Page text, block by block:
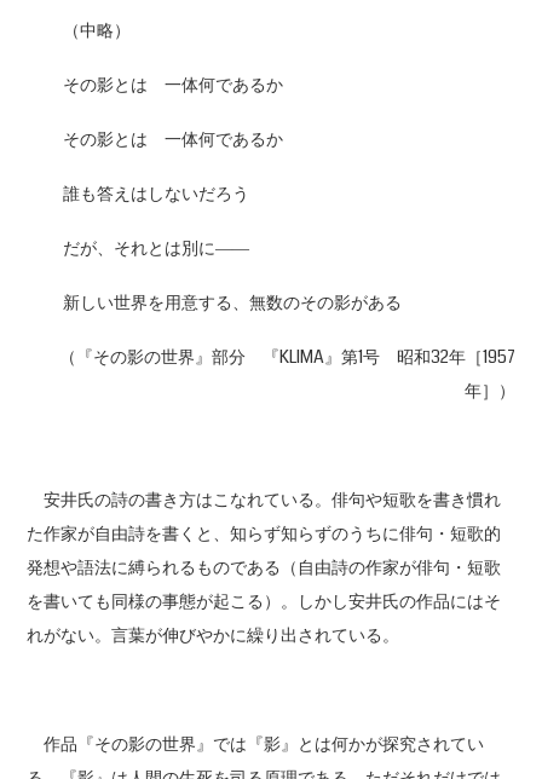
（中略）
その影とは 一体何であるか
その影とは 一体何であるか
誰も答えはしないだろう
だが、それとは別に――
新しい世界を用意する、無数のその影がある
（『その影の世界』部分 『KLIMA』第1号 昭和32年［1957
年］）
安井氏の詩の書き方はこなれている。俳句や短歌を書き慣れ
た作家が自由詩を書くと、知らず知らずのうちに俳句・短歌的
発想や語法に縛られるものである（自由詩の作家が俳句・短歌
を書いても同様の事態が起こる）。しかし安井氏の作品にはそ
れがない。言葉が伸びやかに繰り出されている。
作品『その影の世界』では『影』とは何かが探究されてい